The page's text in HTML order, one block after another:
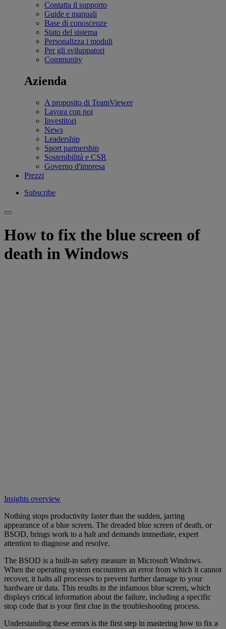
Contatta il supporto
Guide e manuali
Base di conoscenze
Stato del sistema
Personalizza i moduli
Per gli sviluppatori
Community
Azienda
A proposito di TeamViewer
Lavora con noi
Investitori
News
Leadership
Sport partnership
Sostenibilità e CSR
Governo d'impresa
Prezzi
Subscribe
How to fix the blue screen of
death in Windows
Insights overview
Nothing stops productivity faster than the sudden, jarring
appearance of a blue screen. The dreaded blue screen of death, or
BSOD, brings work to a halt and demands immediate, expert
attention to diagnose and resolve.
The BSOD is a built-in safety measure in Microsoft Windows.
When the operating system encounters an error from which it cannot
recover, it halts all processes to prevent further damage to your
hardware or data. This results in the infamous blue screen, which
displays critical information about the failure, including a specific
stop code that is your first clue in the troubleshooting process.
Understanding these errors is the first step in mastering how to fix a